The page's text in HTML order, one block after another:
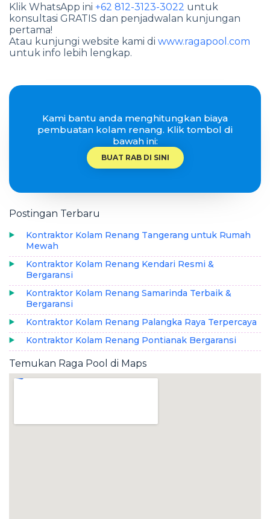
Klik WhatsApp ini +62 812-3123-3022 untuk
konsultasi GRATIS dan penjadwalan kunjungan
pertama!
Atau kunjungi website kami di www.ragapool.com
untuk info lebih lengkap.
Kami bantu anda menghitungkan biaya
pembuatan kolam renang. Klik tombol di
bawah ini:
BUAT RAB DI SINI
Postingan Terbaru
Kontraktor Kolam Renang Tangerang untuk Rumah
Mewah
Kontraktor Kolam Renang Kendari Resmi &
Bergaransi
Kontraktor Kolam Renang Samarinda Terbaik &
Bergaransi
Kontraktor Kolam Renang Palangka Raya Terpercaya
Kontraktor Kolam Renang Pontianak Bergaransi
Temukan Raga Pool di Maps